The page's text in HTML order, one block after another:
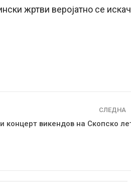
жртви веројатно се
СЛЕДНА
концерт викендов на Скопско